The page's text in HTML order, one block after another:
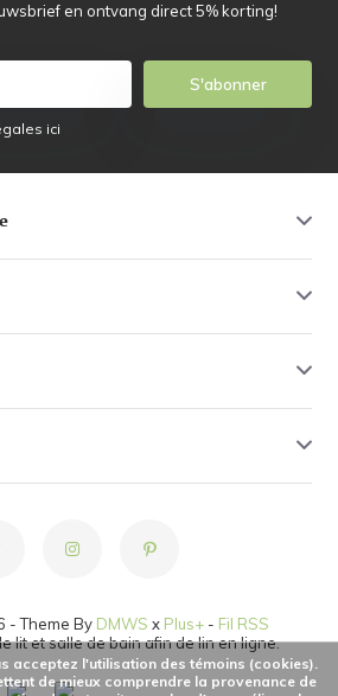
en ontvang direct 5% korting!
S'abonner
ici
- Theme By DMWS x Plus+ - Fil RSS
lit et salle de bain afin de lin en ligne.
acceptez l'utilisation des témoins (cookies).
de mieux comprendre la provenance de